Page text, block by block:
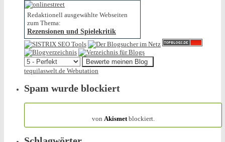
Redaktionell ausgewählte Webseiten
zum Thema:
Rezensionen und Spielekritik
tequilaswelt.de Webutation
Spam wurde blockiert
von Akismetblockiert.